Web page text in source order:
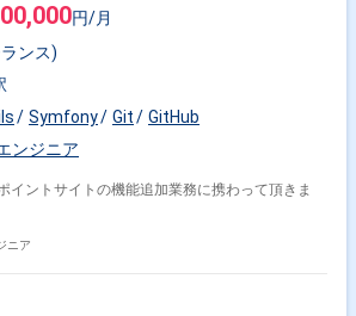
円/月
ンス)
Symfony Git
GitHub
ンジニア
イントサイトの機能追加業務に携わって頂きま
ニア